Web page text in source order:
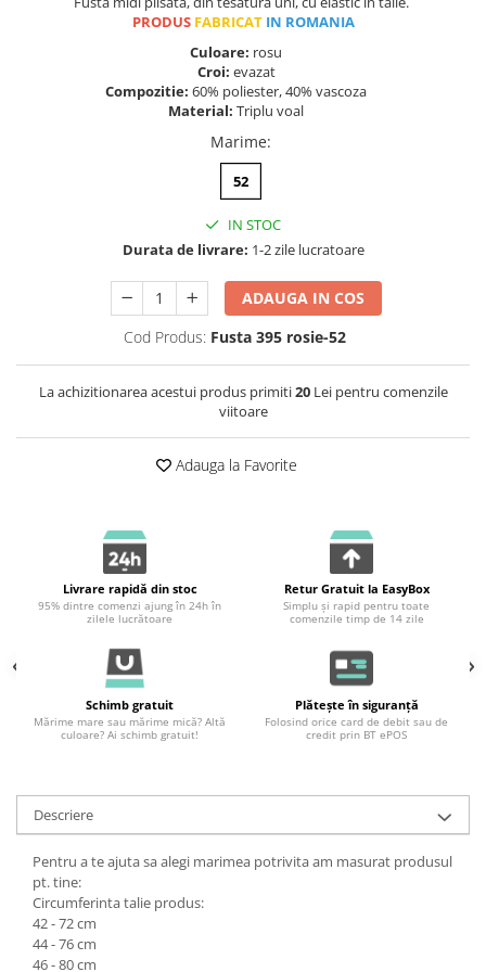
PRODUSFABRICATIN ROMANIA
Culoare: rosu
Croi: evazat
Compozitie: 60% poliester, 40% vascoza
Material: Triplu voal
Marime:
52
IN STOC
Durata de livrare: 1-2 zile lucratoare
ADAUGA IN COS
Cod Produs: Fusta 395 rosie-52
La achizitionarea acestui produs primiti20Lei pentru comenzile
viitoare
Adauga la Favorite
Livrare rapidă din stoc
95% dintre comenzi ajung în 24h în
zilele lucrătoare
Retur Gratuit la EasyBox
Simplu și rapid pentru toate
comenzile timp de 14 zile
Schimb gratuit
Mărime mare sau mărime mică? Altă
culoare? Ai schimb gratuit!
Plătește în siguranță
Folosind orice card de debit sau de
credit prin BT ePOS
Descriere
Pentru a te ajuta sa alegi marimea potrivita am masurat produsul
pt. tine:
Circumferinta talie produs:
42 - 72 cm
44 - 76 cm
46 - 80 cm